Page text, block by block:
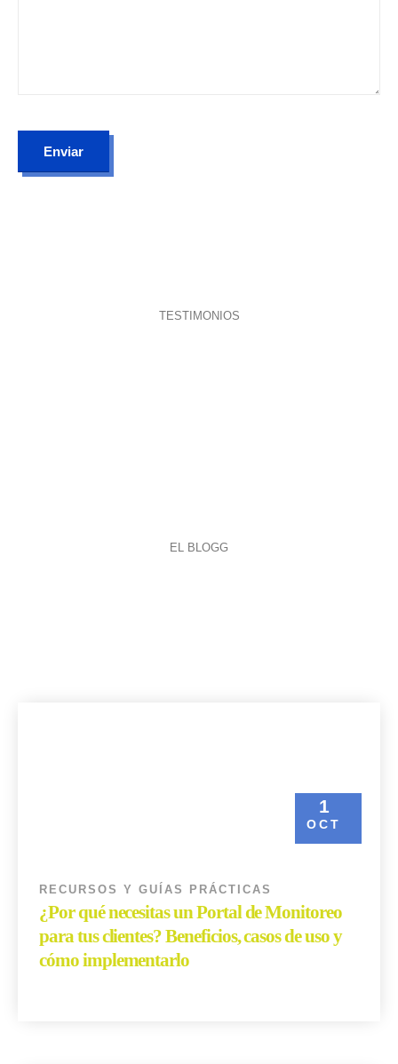
TESTIMONIOS
EL BLOGG
1
OCT
RECURSOS Y GUÍAS PRÁCTICAS
¿Por qué necesitas un Portal de Monitoreo
para tus clientes? Beneficios, casos de uso y
cómo implementarlo